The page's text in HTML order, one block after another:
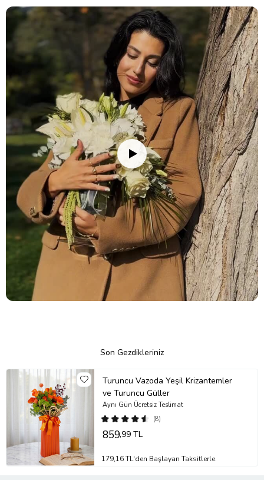
Son Gezdikleriniz
Turuncu Vazoda Yeşil Krizantemler
ve Turuncu Güller
(8)
Aynı Gün Ücretsiz Teslimat
859,99 TL
179,16 TL'den Başlayan Taksitlerle